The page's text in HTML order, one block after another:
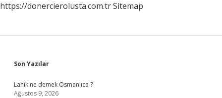
https://donercierolusta.com.trSitemap
Sidebar
Son Yazılar
Lahik ne demek Osmanlıca ?
Ağustos 9, 2026